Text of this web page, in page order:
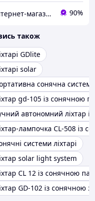
Інтернет-магазин Look 100 Clothes 90%
також
GDlite
solar
сонячна
gd-105 із сонячною
автономний ліхтар
лампочка CL-508 із
системи ліхтарі
solar light system
CL 12 із сонячною
GD-102 із сонячною